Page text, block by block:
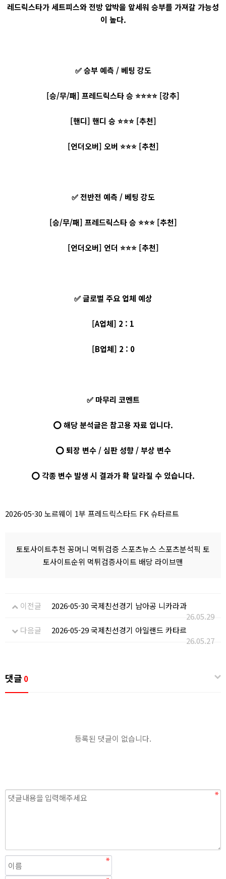
레드릭스타가 세트피스와 전방 압박을 앞세워 승부를 가져갈 가능성
이 높다.
✅ 승부 예측 / 베팅 강도
[승/무/패] 프레드릭스타 승 ⭐⭐⭐⭐ [강추]
[핸디] 핸디 승 ⭐⭐⭐ [추천]
[언더오버] 오버 ⭐⭐⭐ [추천]
✅ 전반전 예측 / 베팅 강도
[승/무/패] 프레드릭스타 승 ⭐⭐⭐ [추천]
[언더오버] 언더 ⭐⭐⭐ [추천]
✅ 글로벌 주요 업체 예상
[A업체] 2 : 1
[B업체] 2 : 0
✅ 마무리 코멘트
⭕ 해당 분석글은 참고용 자료 입니다.
⭕ 퇴장 변수 / 심판 성향 / 부상 변수
⭕ 각종 변수 발생 시 결과가 확 달라질 수 있습니다.
2026-05-30 노르웨이 1부 프레드릭스타드 FK 슈타르트
토토사이트추천 꽁머니 먹튀검증 스포츠뉴스 스포츠분석픽 토
토사이트순위 먹튀검증사이트 배당 라이브맨
이전글
2026-05-30 국제친선경기 남아공 니카라과
26.05.29
다음글
2026-05-29 국제친선경기 아일랜드 카타르
26.05.27
댓글 0
등록된 댓글이 없습니다.